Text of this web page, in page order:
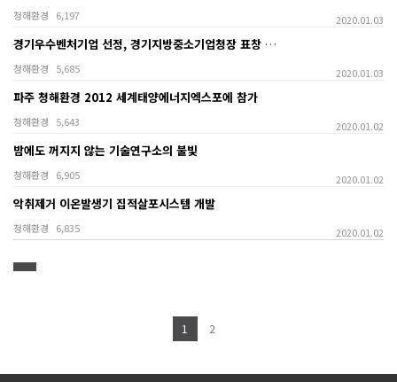
청해환경 6,197 2020.01.03
경기우수벤처기업 선정, 경기지방중소기업청장 표창 수상
청해환경 5,685 2020.01.03
파주 청해환경 2012 세계태양에너지엑스포에 참가
청해환경 5,643 2020.01.02
밤에도 꺼지지 않는 기술연구소의 불빛
청해환경 6,905 2020.01.02
악취제거 이온발생기 집적살포시스템 개발
청해환경 6,835 2020.01.02
1 2